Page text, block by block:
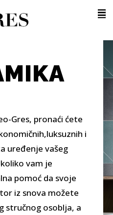
Gres, pronaći ćete
i
uređenje vašeg
vam je
pomoć da svoje
iz snova možete
stručnog osoblja, a